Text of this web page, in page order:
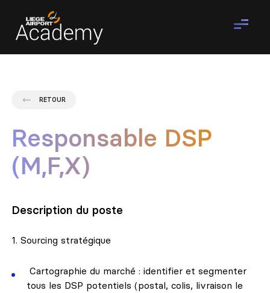
RETOUR
Responsable DSP
(M,F,X)
Description du poste
1. Sourcing stratégique
Cartographie du marché : identifier et segmenter
tous les DSP potentiels (postal, colis, livraison le